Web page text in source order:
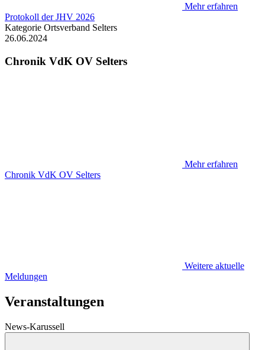
Mehr erfahren
Protokoll der JHV 2026
Kategorie Ortsverband Selters
26.06.2024
Chronik VdK OV Selters
Mehr erfahren
Chronik VdK OV Selters
Weitere aktuelle
Meldungen
Veranstaltungen
News-Karussell